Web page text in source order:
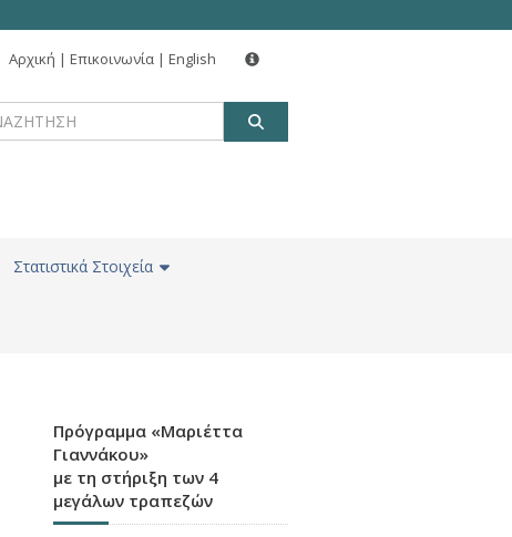
Αρχική | Επικοινωνία | English
Στατιστικά Στοιχεία
Πρόγραμμα «Μαριέττα
Γιαννάκου»
με τη στήριξη των 4
μεγάλων τραπεζών